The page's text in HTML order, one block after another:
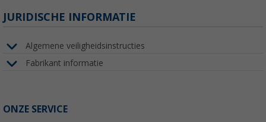
JURIDISCHE INFORMATIE
Algemene veiligheidsinstructies
Fabrikant informatie
ONZE SERVICE